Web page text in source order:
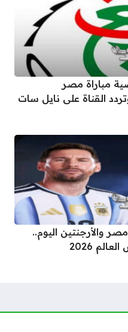
مباراة مصر
القناة على نايل سات
مصر والأرجنتين اليوم..
2026